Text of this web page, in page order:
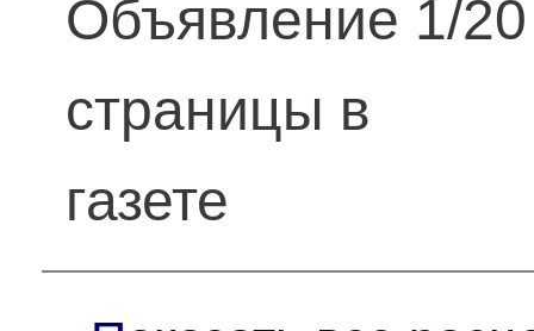
Объявление 1/20
страницы в
газете